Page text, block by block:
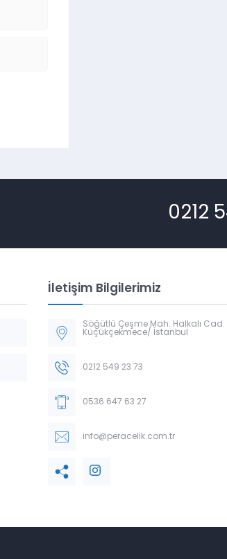
0212
İletişim Bilgilerimiz
Söğütlü Çeşme Mah. Halkalı Cad.
Küçükçekmece/ İstanbul
0212 549 23 73
0536 647 63 27
info@peracelik.com.tr